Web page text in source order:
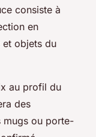
consiste à
en
et objets du
au profil du
des
mugs ou porte-